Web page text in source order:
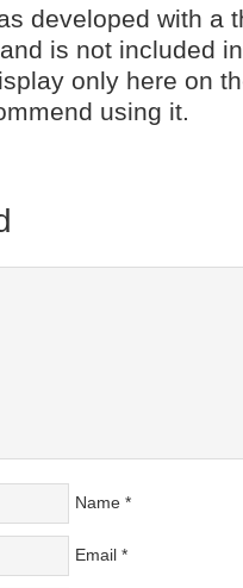
developed with a
and is not included
only here on
using it.
Name *
Email *